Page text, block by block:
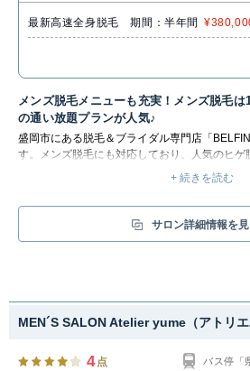
最新高速全身脱毛 期間：半年間
メンズ脱毛メニューも充実！メンズ脱毛
の通い放題プランが人気♪
盛岡市にある脱毛＆ブライダル専門店「
す。メンズ脱毛にも対応しており、人気のヒ
は1年間や半年間の通い放題プラン（回数20回
ゆったり個室サロンで感染症対策・全従業員ワ
い！痛みもほぼ感じないので、脱毛が初めての
+ 続きを読む
サロン詳細情報を
MEN´S SALON Atelier yume（アトリエ
4 点 バス停「